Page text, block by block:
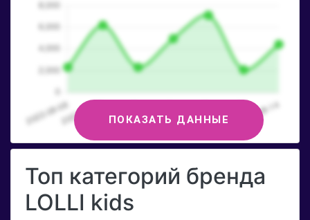
ПОКАЗАТЬ ДАННЫЕ
Топ категорий бренда
LOLLI kids